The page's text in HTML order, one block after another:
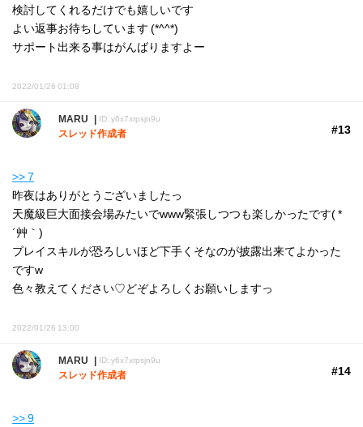
検討してくれるだけでも嬉しいです
よい返事お待ちしています (*^^*)
サポート出来る事はがんばりますよー
2022/01/26 01:08
MARU ID: y6x7xrpsjn9u
スレッド作成者 #13
>> 7
昨夜はありがとうございましたっ
天魔級巨大面接会場みたいでwww緊張しつつも楽しかったです( *
´艸｀)
プレイスキルが恐ろしいほど下手くそなのが披露出来てよかった
ですw
色々教えてください♡どぞよろしくお願いしますっ
2022/01/26 13:00
MARU ID: y6x7xrpsjn9u
スレッド作成者 #14
>> 9